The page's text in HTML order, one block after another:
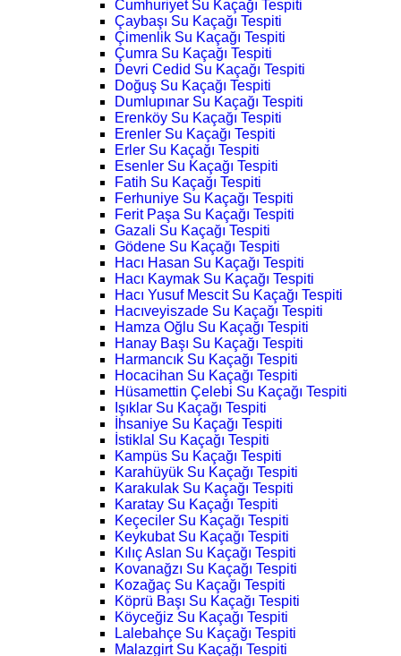
Cumhuriyet Su Kaçağı Tespiti
Çaybaşı Su Kaçağı Tespiti
Çimenlik Su Kaçağı Tespiti
Çumra Su Kaçağı Tespiti
Devri Cedid Su Kaçağı Tespiti
Doğuş Su Kaçağı Tespiti
Dumlupınar Su Kaçağı Tespiti
Erenköy Su Kaçağı Tespiti
Erenler Su Kaçağı Tespiti
Erler Su Kaçağı Tespiti
Esenler Su Kaçağı Tespiti
Fatih Su Kaçağı Tespiti
Ferhuniye Su Kaçağı Tespiti
Ferit Paşa Su Kaçağı Tespiti
Gazali Su Kaçağı Tespiti
Gödene Su Kaçağı Tespiti
Hacı Hasan Su Kaçağı Tespiti
Hacı Kaymak Su Kaçağı Tespiti
Hacı Yusuf Mescit Su Kaçağı Tespiti
Hacıveyiszade Su Kaçağı Tespiti
Hamza Oğlu Su Kaçağı Tespiti
Hanay Başı Su Kaçağı Tespiti
Harmancık Su Kaçağı Tespiti
Hocacihan Su Kaçağı Tespiti
Hüsamettin Çelebi Su Kaçağı Tespiti
Işıklar Su Kaçağı Tespiti
İhsaniye Su Kaçağı Tespiti
İstiklal Su Kaçağı Tespiti
Kampüs Su Kaçağı Tespiti
Karahüyük Su Kaçağı Tespiti
Karakulak Su Kaçağı Tespiti
Karatay Su Kaçağı Tespiti
Keçeciler Su Kaçağı Tespiti
Keykubat Su Kaçağı Tespiti
Kılıç Aslan Su Kaçağı Tespiti
Kovanağzı Su Kaçağı Tespiti
Kozağaç Su Kaçağı Tespiti
Köprü Başı Su Kaçağı Tespiti
Köyceğiz Su Kaçağı Tespiti
Lalebahçe Su Kaçağı Tespiti
Malazgirt Su Kaçağı Tespiti